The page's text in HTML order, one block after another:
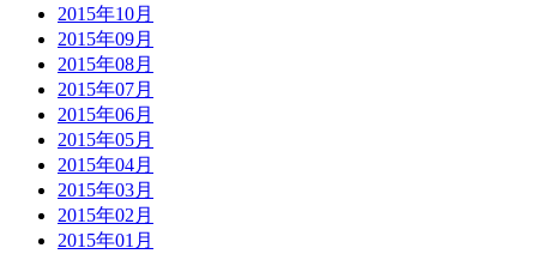
2015年10月
2015年09月
2015年08月
2015年07月
2015年06月
2015年05月
2015年04月
2015年03月
2015年02月
2015年01月